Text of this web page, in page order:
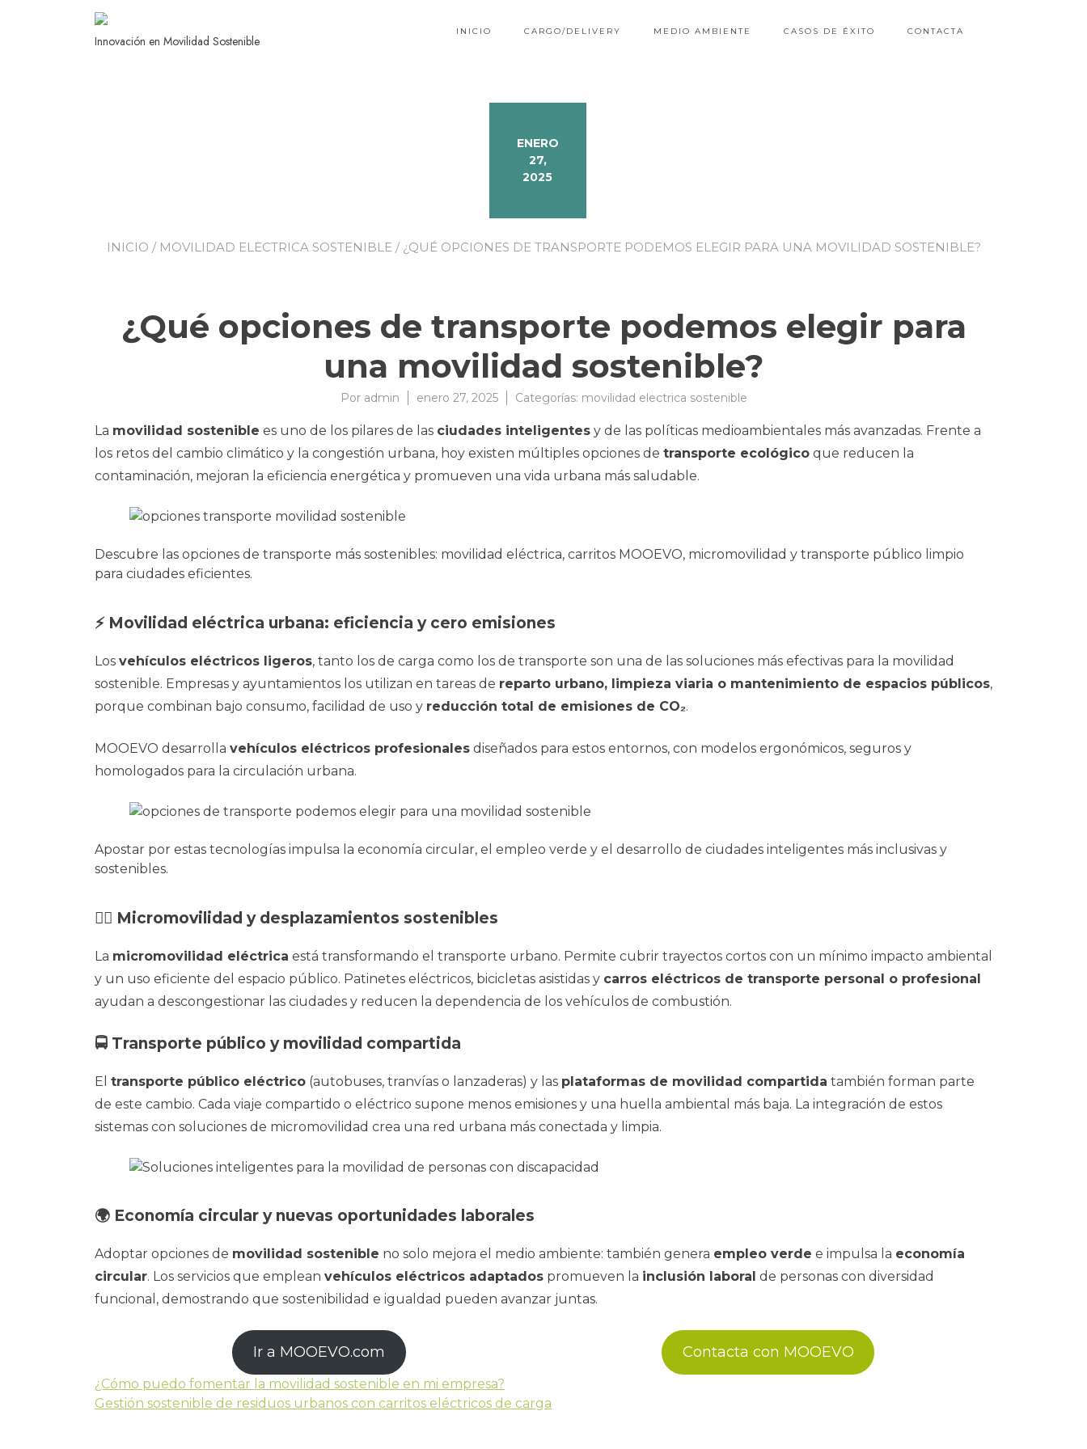
Innovación en Movilidad Sostenible
INICIO CARGO/DELIVERY MEDIO AMBIENTE CASOS DE ÉXITO CONTACTA
ENERO
27,
2025
INICIO / MOVILIDAD ELECTRICA SOSTENIBLE/ ¿QUÉ OPCIONES DE TRANSPORTE PODEMOS ELEGIR PARA UNA MOVILIDAD SOSTENIBLE?
¿Qué opciones de transporte podemos elegir para
una movilidad sostenible?
Por admin enero 27, 2025 Categorías: movilidad electrica sostenible
La movilidad sostenible es uno de los pilares de las ciudades inteligentes y de las políticas medioambientales más avanzadas. Frente a
los retos del cambio climático y la congestión urbana, hoy existen múltiples opciones de transporte ecológico que reducen la
contaminación, mejoran la eficiencia energética y promueven una vida urbana más saludable.
Descubre las opciones de transporte más sostenibles: movilidad eléctrica, carritos MOOEVO, micromovilidad y transporte público limpio
para ciudades eficientes.
⚡ Movilidad eléctrica urbana: eficiencia y cero emisiones
Los vehículos eléctricos ligeros, tanto los de carga como los de transporte son una de las soluciones más efectivas para la movilidad
sostenible. Empresas y ayuntamientos los utilizan en tareas de reparto urbano, limpieza viaria o mantenimiento de espacios públicos,
porque combinan bajo consumo, facilidad de uso y reducción total de emisiones de CO₂.
MOOEVO desarrolla vehículos eléctricos profesionales diseñados para estos entornos, con modelos ergonómicos, seguros y
homologados para la circulación urbana.
Apostar por estas tecnologías impulsa la economía circular, el empleo verde y el desarrollo de ciudades inteligentes más inclusivas y
sostenibles.
🚶‍♀️ Micromovilidad y desplazamientos sostenibles
La micromovilidad eléctrica está transformando el transporte urbano. Permite cubrir trayectos cortos con un mínimo impacto ambiental
y un uso eficiente del espacio público. Patinetes eléctricos, bicicletas asistidas y carros eléctricos de transporte personal o profesional
ayudan a descongestionar las ciudades y reducen la dependencia de los vehículos de combustión.
🚍 Transporte público y movilidad compartida
El transporte público eléctrico (autobuses, tranvías o lanzaderas) y las plataformas de movilidad compartida también forman parte
de este cambio. Cada viaje compartido o eléctrico supone menos emisiones y una huella ambiental más baja. La integración de estos
sistemas con soluciones de micromovilidad crea una red urbana más conectada y limpia.
🌍 Economía circular y nuevas oportunidades laborales
Adoptar opciones de movilidad sostenible no solo mejora el medio ambiente: también genera empleo verde e impulsa la economía
circular. Los servicios que emplean vehículos eléctricos adaptados promueven la inclusión laboral de personas con diversidad
funcional, demostrando que sostenibilidad e igualdad pueden avanzar juntas.
Ir a MOOEVO.com Contacta con MOOEVO
¿Cómo puedo fomentar la movilidad sostenible en mi empresa?
Gestión sostenible de residuos urbanos con carritos eléctricos de carga